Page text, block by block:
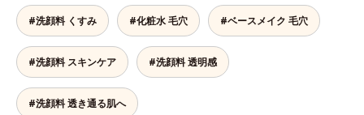
商品ページをご覧ください。・
BEAUTY夏祭りは、こちら
※敏感肌対象パッチテスト済（すべ
ての人に皮膚刺激がおきないという
機能を維持。ニキビができにくい肌
を目指します。さらにビタミンC誘
導体(*3)と5種の整肌成分(*4)から成
る「ナノVCショットカプセル(*5)」
を配合。カプセルが浸透(*6)してか
ら成分を放出する特殊技術によっ
感が高まる黒と、優しく肌に吸い付
くようなとろけ感のジェル状テクス
っかり洗い流し、洗いあがりはつる
んとした肌に。泡立て不要であわた
#洗顔料 くすみ #化粧水 毛穴 #ベースメイク 毛穴
#洗顔料 スキンケア #洗顔料 透明感
#洗顔料 透き通る肌へ